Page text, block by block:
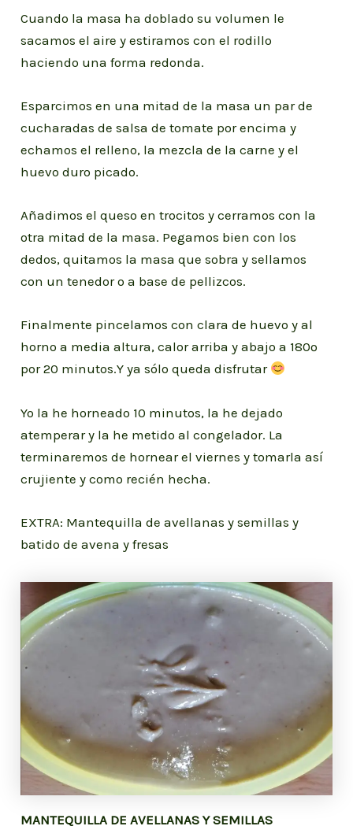
Cuando la masa ha doblado su volumen le
sacamos el aire y estiramos con el rodillo
haciendo una forma redonda.
Esparcimos en una mitad de la masa un par de
cucharadas de salsa de tomate por encima y
echamos el relleno, la mezcla de la carne y el
huevo duro picado.
Añadimos el queso en trocitos y cerramos con la
otra mitad de la masa. Pegamos bien con los
dedos, quitamos la masa que sobra y sellamos
con un tenedor o a base de pellizcos.
Finalmente pincelamos con clara de huevo y al
horno a media altura, calor arriba y abajo a 180º
por 20 minutos.Y ya sólo queda disfrutar
Yo la he horneado 10 minutos, la he dejado
atemperar y la he metido al congelador. La
terminaremos de hornear el viernes y tomarla así
crujiente y como recién hecha.
EXTRA: Mantequilla de avellanas y semillas y
batido de avena y fresas
MANTEQUILLA DE AVELLANAS Y SEMILLAS